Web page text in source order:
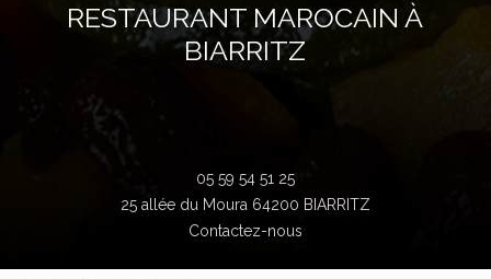
RESTAURANT MAROCAIN À
BIARRITZ
05 59 54 51 25
25 allée du Moura 64200 BIARRITZ
Contactez-nous